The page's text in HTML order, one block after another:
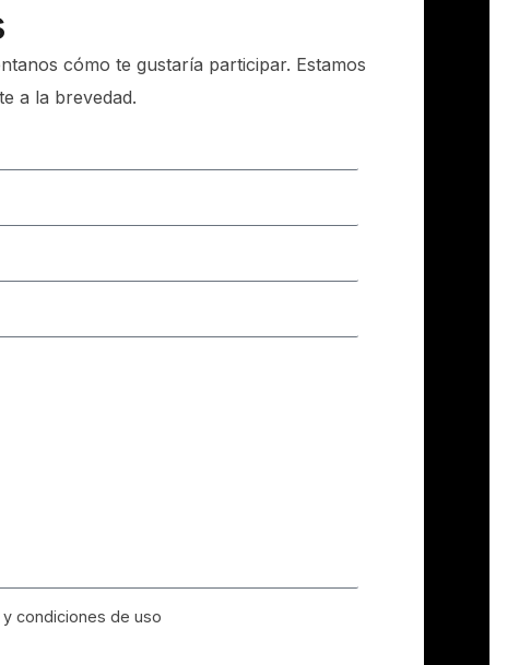
cómo te gustaría participar. Estamos
a la brevedad.
condiciones de uso